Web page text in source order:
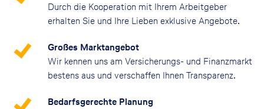
Durch die Kooperation mit Ihrem Arbeitgeber
erhalten Sie und Ihre Lieben exklusive Angebote.
Großes Marktangebot
Wir kennen uns am Versicherungs- und Finanzmarkt
bestens aus und verschaffen Ihnen Transparenz.
Bedarfsgerechte Planung